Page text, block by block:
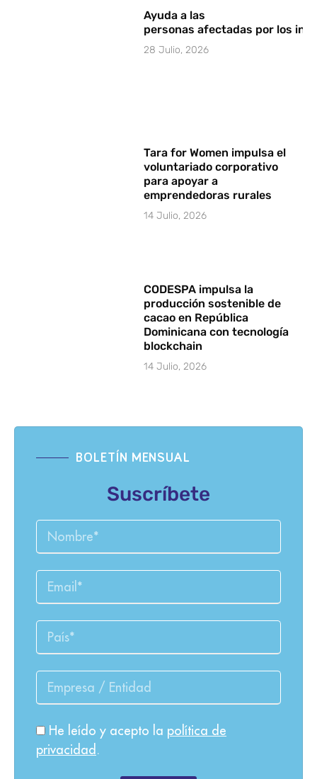
Ayuda a las
personas afectadas por los
28 Julio, 2026
Tara for Women impulsa el
voluntariado corporativo
para apoyar a
emprendedoras rurales
14 Julio, 2026
CODESPA impulsa la
producción sostenible de
cacao en República
Dominicana con tecnología
blockchain
14 Julio, 2026
BOLETÍN MENSUAL
Suscríbete
He leído y acepto la política de
privacidad .